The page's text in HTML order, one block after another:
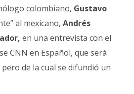
colombiano, Gustavo
al mexicano, Andrés
en una entrevista con el
CNN en Español, que será
de la cual se difundió un